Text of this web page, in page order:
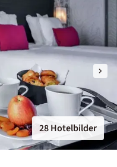
28 Hotelbilder